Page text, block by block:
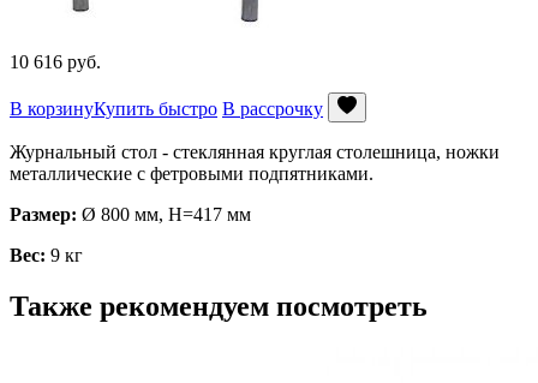
10 616 руб.
В корзинуКупить быстро В рассрочку
Журнальный стол - стеклянная круглая столешница, ножки
металлические с фетровыми подпятниками.
Размер: Ø 800 мм, Н=417 мм
Вес: 9 кг
Также рекомендуем посмотреть